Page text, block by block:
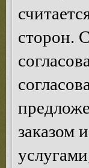
сторон.
заказом